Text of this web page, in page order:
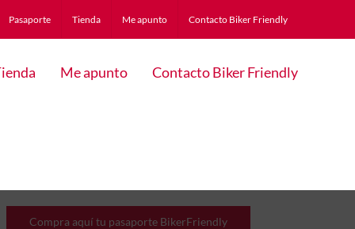
Pasaporte Tienda Me apunto Contacto Biker Friendly
Me apunto Contacto Biker Friendly
Compra aquí tu pasaporte BikerFriendly